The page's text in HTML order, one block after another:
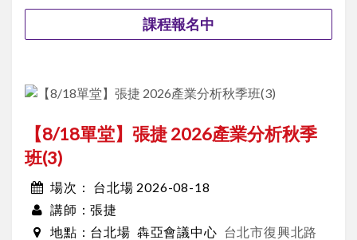
課程報名中
【8/18單堂】張捷 2026產業分析秋季
班(3)
場次： 台北場 2026-08-18
講師：張捷
地點： 台北場 犇亞會議中心 台北市復興北路